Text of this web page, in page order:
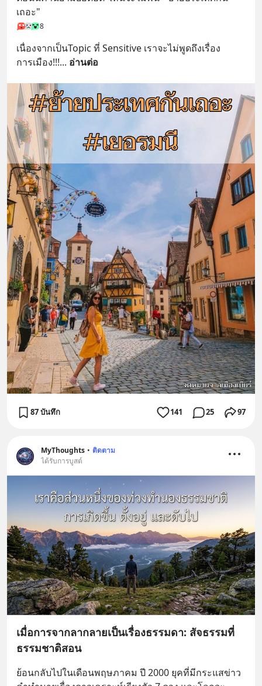
เถอะ"
8
เนื่องจากเป็น​Topic ที่​ Sensitive เราจะไม่พูดถึงเรื่อง
การเมือง!!!... อ่านต่อ
87 บันทึก 141 25 97
MyThoughts • ติดตาม
ได้รับการบูสต์
เมื่อการจากลากลายเป็นเรื่องธรรมดา: สัจธรรมที่
ธรรมชาติสอน
ย้อนกลับไปในเดือนพฤษภาคม ปี 2000 ยุคที่มีกระแสข่าว